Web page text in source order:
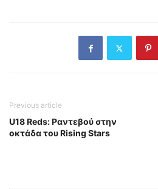
Previous article
U18 Reds: Ραντεβού στην
οκτάδα του Rising Stars